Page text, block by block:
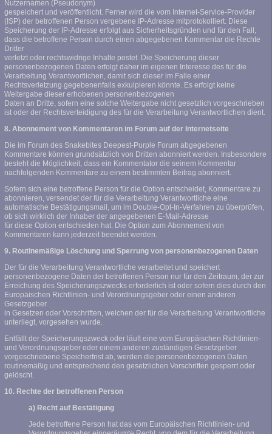
Nutzernamen (Pseudonym)
gespeichert und veröffentlicht. Ferner wird die vom Internet-Service-Provider
(ISP) der betroffenen Person vergebene IP-Adresse mitprotokolliert. Diese
Speicherung der IP-Adresse erfolgt aus Sicherheitsgründen und für den Fall,
dass die betroffene Person durch einen abgegebenen Kommentar die Rechte
Dritter
verletzt oder rechtswidrige Inhalte postet. Die Speicherung dieser
personenbezogenen Daten erfolgt daher im eigenen Interesse des für die
Verarbeitung Verantwortlichen, damit sich dieser im Falle einer
Rechtsverletzung gegebenenfalls exkulpieren könnte. Es erfolgt keine
Weitergabe dieser erhobenen personenbezogenen
Daten an Dritte, sofern eine solche Weitergabe nicht gesetzlich vorgeschrieben
ist oder der Rechtsverteidigung des für die Verarbeitung Verantwortlichen dient.
8. Abonnement von Kommentaren im Forum auf der Internetseite
Die im Forum des Snakebites Deepest-Purple Forum abgegebenen
Kommentare können grundsätzlich von Dritten abonniert werden. Insbesondere
besteht die Möglichkeit, dass ein Kommentator die seinem Kommentar
nachfolgenden Kommentare zu einem bestimmten Beitrag abonniert.
Sofern sich eine betroffene Person für die Option entscheidet, Kommentare zu
abonnieren, versendet der für die Verarbeitung Verantwortliche eine
automatische Bestätigungsmail, um im Double-Opt-In-Verfahren zu überprüfen,
ob sich wirklich der Inhaber der angegebenen E-Mail-Adresse
für diese Option entschieden hat. Die Option zum Abonnement von
Kommentaren kann jederzeit beendet werden.
9. Routinemäßige Löschung und Sperrung von personenbezogenen Daten
Der für die Verarbeitung Verantwortliche verarbeitet und speichert
personenbezogene Daten der betroffenen Person nur für den Zeitraum, der zur
Erreichung des Speicherungszwecks erforderlich ist oder sofern dies durch den
Europäischen Richtlinien- und Verordnungsgeber oder einen anderen
Gesetzgeber
in Gesetzen oder Vorschriften, welchen der für die Verarbeitung Verantwortliche
unterliegt, vorgesehen wurde.
Entfällt der Speicherungszweck oder läuft eine vom Europäischen Richtlinien-
und Verordnungsgeber oder einem anderen zuständigen Gesetzgeber
vorgeschriebene Speicherfrist ab, werden die personenbezogenen Daten
routinemäßig und entsprechend den gesetzlichen Vorschriften gesperrt oder
gelöscht.
10. Rechte der betroffenen Person
a) Recht auf Bestätigung
Jede betroffene Person hat das vom Europäischen Richtlinien- und